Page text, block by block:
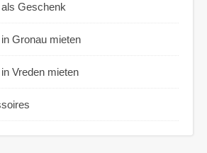
Geschenk
Gronau mieten
Vreden mieten